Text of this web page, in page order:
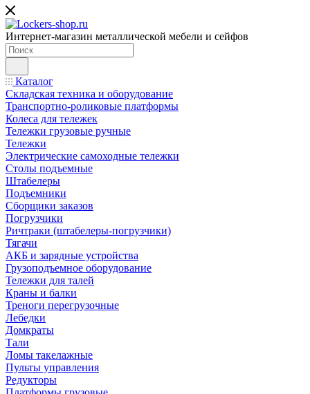
Интернет-магазин металлической мебели и сейфов
Каталог
Складская техника и оборудование
Транспортно-роликовые платформы
Колеса для тележек
Тележки грузовые ручные
Тележки
Электрические самоходные тележки
Столы подъемные
Штабелеры
Подъемники
Сборщики заказов
Погрузчики
Ричтраки (штабелеры-погрузчики)
Тягачи
АКБ и зарядные устройства
Грузоподъемное оборудование
Тележки для талей
Краны и балки
Треноги перегрузочные
Лебедки
Домкраты
Тали
Ломы такелажные
Пульты управления
Редукторы